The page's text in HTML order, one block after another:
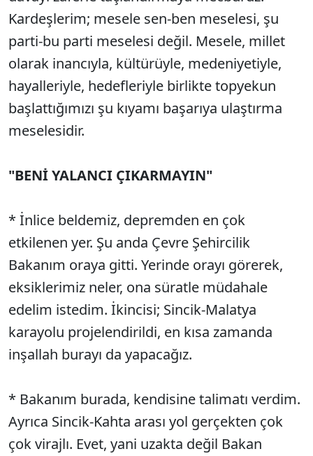
Kardeşlerim; mesele sen-ben meselesi, şu
parti-bu parti meselesi değil. Mesele, millet
olarak inancıyla, kültürüyle, medeniyetiyle,
hayalleriyle, hedefleriyle birlikte topyekun
başlattığımızı şu kıyamı başarıya ulaştırma
meselesidir.
"BENİ YALANCI ÇIKARMAYIN"
* İnlice beldemiz, depremden en çok
etkilenen yer. Şu anda Çevre Şehircilik
Bakanım oraya gitti. Yerinde orayı görerek,
eksiklerimiz neler, ona süratle müdahale
edelim istedim. İkincisi; Sincik-Malatya
karayolu projelendirildi, en kısa zamanda
inşallah burayı da yapacağız.
* Bakanım burada, kendisine talimatı verdim.
Ayrıca Sincik-Kahta arası yol gerçekten çok
çok virajlı. Evet, yani uzakta değil Bakan